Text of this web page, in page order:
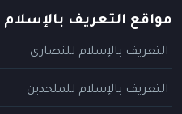
مواقع التعريف بالإسلام
التعريف بالإسلام للنصارى
التعريف بالإسلام للملحدين